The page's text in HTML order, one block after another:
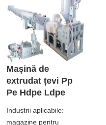
Mașină de
extrudat țevi Pp
Pe Hdpe Ldpe
Industrii aplicabile:
magazine pentru